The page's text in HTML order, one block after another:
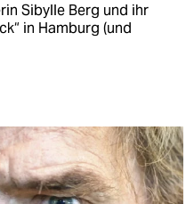
Sibylle Berg und ihr
in Hamburg (und